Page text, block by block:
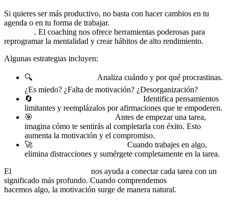
Si quieres ser más productivo, no basta con hacer cambios en tu
agenda o en tu forma de trabajar.
. El coaching nos ofrece herramientas poderosas para
reprogramar la mentalidad y crear hábitos de alto rendimiento.
Algunas estrategias incluyen:
🔍
Analiza cuándo y por qué procrastinas.
¿Es miedo? ¿Falta de motivación? ¿Desorganización?
🔄
Identifica pensamientos
limitantes y reemplázalos por afirmaciones que te empoderen.
🎯
Antes de empezar una tarea,
imagina cómo te sentirás al completarla con éxito. Esto
aumenta la motivación y el compromiso.
🚀
Cuando trabajes en algo,
elimina distracciones y sumérgete completamente en la tarea.
El
nos ayuda a conectar cada tarea con un
significado más profundo. Cuando comprendemos
hacemos algo, la motivación surge de manera natural.